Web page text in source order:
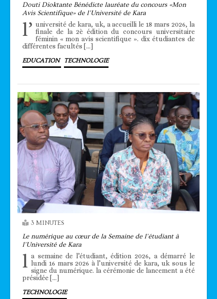
Douti Dioktante Bénédicte lauréate du concours «Mon
Avis Scientifique» de l’Université de Kara
l’ université de kara, uk, a accueilli le 18 mars 2026, la
finale de la 2è édition du concours universitaire
féminin « mon avis scientifique ». dix étudiantes de
différentes facultés […]
EDUCATION TECHNOLOGIE
3 MINUTES
Le numérique au cœur de la Semaine de l’étudiant à
l’Université de Kara
l a semaine de l’étudiant, édition 2026, a démarré le
lundi 16 mars 2026 à l’université de kara, uk sous le
signe du numérique. la cérémonie de lancement a été
présidée […]
TECHNOLOGIE